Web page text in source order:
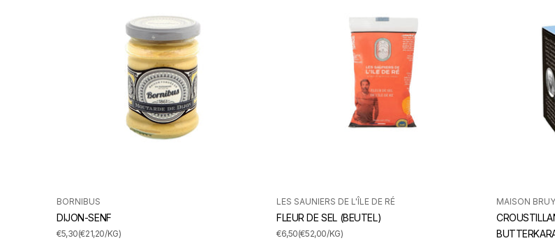
BORNIBUS
DIJON-SENF
ANGEBOT
€5,30(€21,20/KG)
LES SAUNIERS DE L'ÎLE DE RÉ
FLEUR DE SEL (BEUTEL)
ANGEBOT
€6,50(€52,00/KG)
MAISON